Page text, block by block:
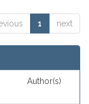
1 next
Author(s)